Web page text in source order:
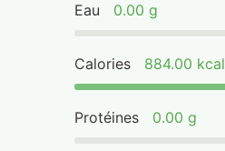
Eau 0.00 g
Calories 884.00 kcal
Protéines 0.00 g